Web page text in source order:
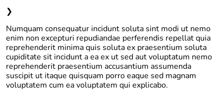
❯
Numquam consequatur incidunt soluta sint modi ut nemo
enim non excepturi repudiandae perferendis repellat quia
reprehenderit minima quis soluta ex praesentium soluta
cupiditate sit incidunt a ea ex ut sed aut voluptatum nemo
reprehenderit praesentium accusantium assumenda
suscipit ut itaque quisquam porro eaque sed magnam
voluptatem cum ea voluptatem qui explicabo.